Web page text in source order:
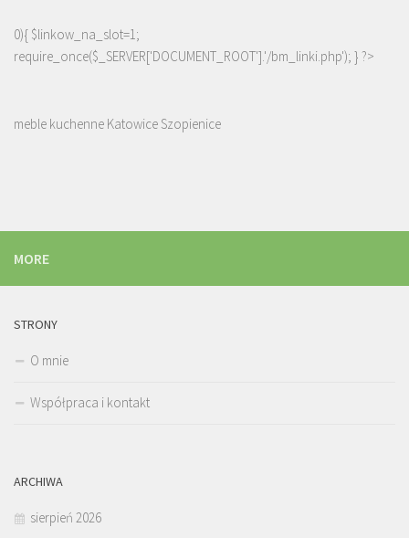
0){ $linkow_na_slot=1;
require_once($_SERVER['DOCUMENT_ROOT'].'/bm_linki.php'); } ?>
meble kuchenne Katowice Szopienice
MORE
STRONY
O mnie
Współpraca i kontakt
ARCHIWA
sierpień 2026